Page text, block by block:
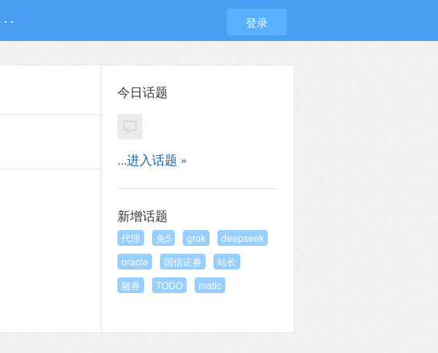
· · 登录
今日话题
...进入话题 »
新增话题
代理 免5 grok
deepseek
oracle
国信证券
站长
融券
TODO matic